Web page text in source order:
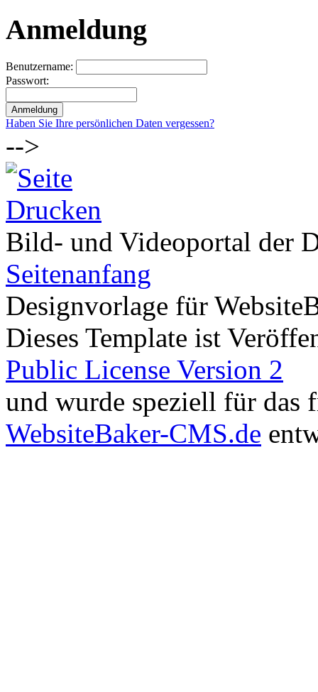
Anmeldung
Benutzername:
Passwort:
Haben Sie Ihre persönlichen Daten vergessen?
-->
Bild- und Videoportal der
Seitenanfang
Designvorlage für
Dieses Template ist
Public License Version 2
und wurde speziell für das
WebsiteBaker-CMS.de